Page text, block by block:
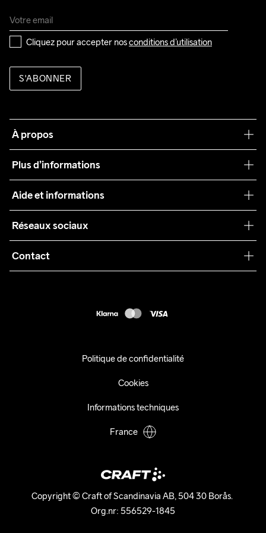
Cliquez pour accepter nos conditions d’utilisation
S'ABONNER
À propos
Plus d’informations
Teamwear
Durabilité
Collaborations
Aide et informations
Conditions générales
Retours
Réseaux sociaux
Contact
Copyright © Craft of Scandinavia AB, 504 30 Borås.
Org.nr: 556529-1845
Politique de confidentialité
Cookies
Informations techniques
France